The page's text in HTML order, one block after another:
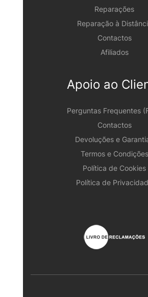
Reparações
Reparação à
Contactos
Afiliados
Apoio ao
Perguntas Frequentes
Contactos
Devoluções e
Termos e Condições
Política de Cookies
Política de